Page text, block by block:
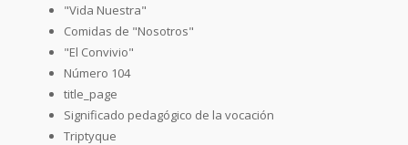
"Vida Nuestra"
Comidas de "Nosotros"
"El Convivio"
Número 104
title_page
Significado pedagógico de la vocación
Triptyque